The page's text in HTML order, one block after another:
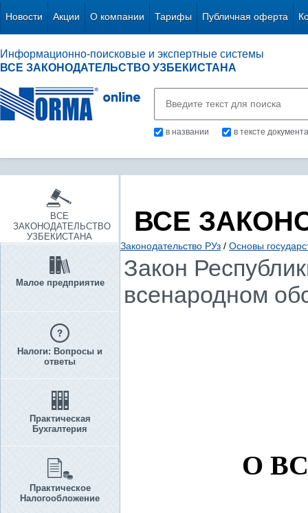
Новости Акции О компании Тарифы Публичная оферта
Информационно-поисковые и экспертные системы
ВСЕ ЗАКОНОДАТЕЛЬСТВО УЗБЕКИСТАНА
в названии в тексте документа
ВСЕ
ЗАКОНОДАТЕЛЬСТВО
УЗБЕКИСТАНА
Малое предприятие
Налоги: Вопросы и
ответы
Практическая
Бухгалтерия
Практическое
Налогообложение
ВСЕ
Законодательство РУз / Основы
Закон
всенародном
О